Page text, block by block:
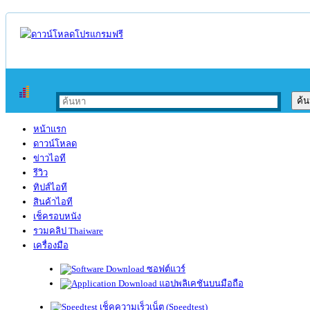
หน้าแรก
ดาวน์โหลด
ข่าวไอที
รีวิว
ทิปส์ไอที
สินค้าไอที
เช็ครอบหนัง
รวมคลิป Thaiware
เครื่องมือ
ซอฟต์แวร์
แอปพลิเคชันบนมือถือ
เช็คความเร็วเน็ต (Speedtest)